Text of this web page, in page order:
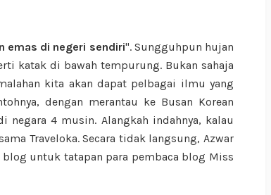
emas di negeri sendiri". Sungguhpun hujan
katak di bawah tempurung. Bukan sahaja
kita akan dapat pelbagai ilmu yang
dengan merantau ke Busan Korean
4 musin. Alangkah indahnya, kalau
Traveloka. Secara tidak langsung, Azwar
untuk tatapan para pembaca blog Miss